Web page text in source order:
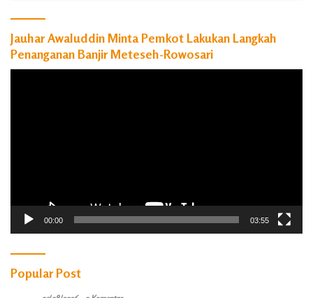
Jauhar Awaluddin Minta Pemkot Lakukan Langkah
Penanganan Banjir Meteseh-Rowosari
00:00 03:55
Popular Post